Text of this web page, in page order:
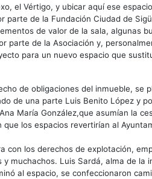
el Vértigo, y ubicar aquí ese
parte de la Fundación Ciudad de
de valor de la sala, algunas
parte de la Asociación y,
para un nuevo espacio que
de obligaciones del inmueble, se
de una parte Luis Benito López y
María González,que asumían la
que los espacios revertirían al
con los derechos de explotación,
muchachos. Luis Sardá, alma de la
al espacio, se confeccionaron